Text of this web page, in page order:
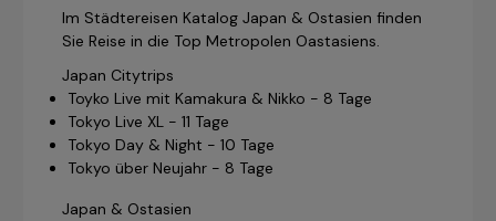
Im Städtereisen Katalog Japan & Ostasien finden
Sie Reise in die Top Metropolen Oastasiens.
Japan Citytrips
Toyko Live mit Kamakura & Nikko - 8 Tage
Tokyo Live XL - 11 Tage
Tokyo Day & Night - 10 Tage
Tokyo über Neujahr - 8 Tage
Japan & Ostasien